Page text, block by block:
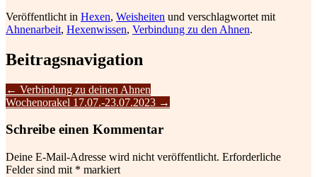
Veröffentlicht in Hexen, Weisheiten und verschlagwortet mit
Ahnenarbeit, Hexenwissen, Verbindung zu den Ahnen.
Beitragsnavigation
← Verbindung zu deinen Ahnen
Wochenorakel 17.07.-23.07.2023 →
Schreibe einen Kommentar
Deine E-Mail-Adresse wird nicht veröffentlicht. Erforderliche
Felder sind mit * markiert